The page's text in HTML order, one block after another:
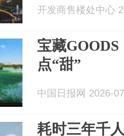
开发商售楼处中心
宝藏
点“甜”
中国日报网 2026-
耗时三年千